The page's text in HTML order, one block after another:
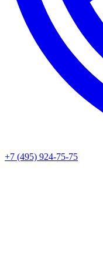
+7 (495) 924-75-75